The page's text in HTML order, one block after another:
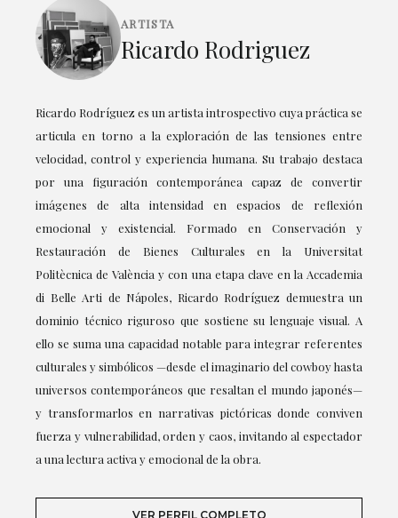
ARTISTA
Ricardo Rodriguez
Ricardo Rodríguez es un artista introspectivo cuya práctica se
articula en torno a la exploración de las tensiones entre
velocidad, control y experiencia humana. Su trabajo destaca
por una figuración contemporánea capaz de convertir
imágenes de alta intensidad en espacios de reflexión
emocional y existencial. Formado en Conservación y
Restauración de Bienes Culturales en la Universitat
Politècnica de València y con una etapa clave en la Accademia
di Belle Arti de Nápoles, Ricardo Rodríguez demuestra un
dominio técnico riguroso que sostiene su lenguaje visual. A
ello se suma una capacidad notable para integrar referentes
culturales y simbólicos —desde el imaginario del cowboy hasta
universos contemporáneos que resaltan el mundo japonés—
y transformarlos en narrativas pictóricas donde conviven
fuerza y vulnerabilidad, orden y caos, invitando al espectador
a una lectura activa y emocional de la obra.
VER PERFIL COMPLETO